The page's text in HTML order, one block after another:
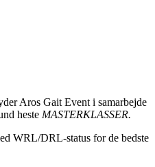
Aros Gait Event i samarbejde
heste MASTERKLASSER.
WRL/DRL-status for de bedste